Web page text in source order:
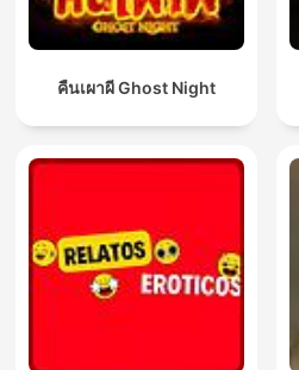
คืนเผาผี Ghost Night